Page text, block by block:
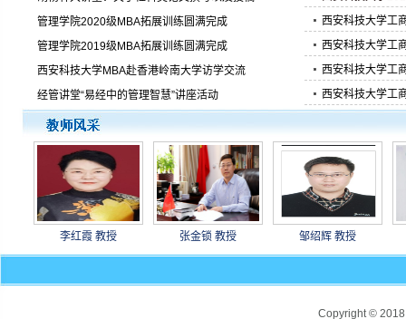
管理学院2020级MBA拓展训练圆满完成
管理学院2019级MBA拓展训练圆满完成
西安科技大学MBA赴香港岭南大学访学交流
经管讲堂“易经中的管理智慧”讲座活动
西安科技大学工
西安科技大学工
西安科技大学工
西安科技大学工
李红霞 教授 张金锁 教授 邹绍辉 教授
Copyright ©